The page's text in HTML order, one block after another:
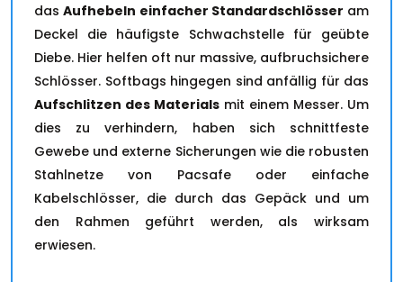
dasAufhebeln einfacher Standardschlösser am
Deckel die häufigste Schwachstelle für geübte
Diebe. Hier helfen oft nur massive, aufbruchsichere
Schlösser. Softbags hingegen sind anfällig für das
Aufschlitzen des Materials mit einem Messer. Um
dies zu verhindern, haben sich schnittfeste
Gewebe und externe Sicherungen wie die robusten
Stahlnetze von Pacsafe oder einfache
Kabelschlösser, die durch das Gepäck und um
den Rahmen geführt werden, als wirksam
erwiesen.